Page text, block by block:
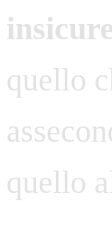
quello
quello